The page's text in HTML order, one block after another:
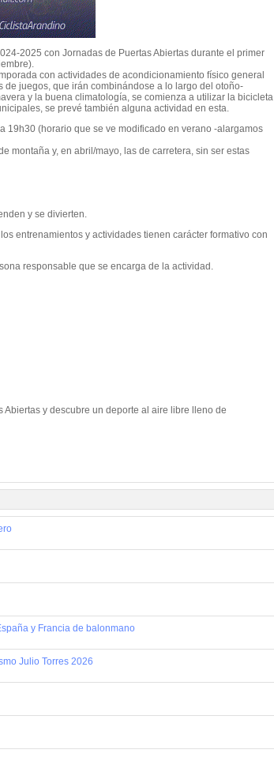
2025 con Jornadas de Puertas Abiertas durante el primer
con actividades de acondicionamiento físico general
juegos, que irán combinándose a lo largo del otoño-
y la buena climatología, se comienza a utilizar la bicicleta
se prevé también alguna actividad en esta.
19h30 (horario que se ve modificado en verano -alargamos
montaña y, en abril/mayo, las de carretera, sin ser estas
y se divierten.
entrenamientos y actividades tienen carácter formativo con
responsable que se encarga de la actividad.
y descubre un deporte al aire libre lleno de
y Francia de balonmano
Julio Torres 2026